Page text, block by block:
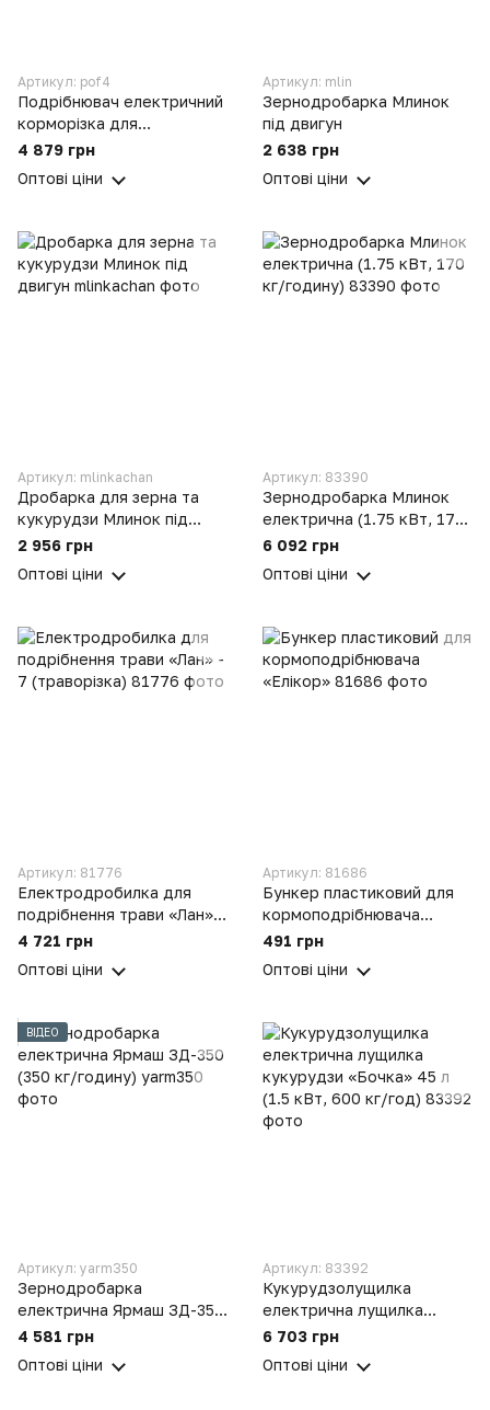
Артикул: pof4
Подрібнювач електричний
корморізка для
коренеплодів, овочів та
год) ПОФ4
4 879 грн
Оптові ціни
Артикул: mlin
Зернодробарка Млинок
під двигун
2 638 грн
Оптові ціни
Артикул: mlinkachan
Дробарка для зерна та
кукурудзи Млинок під
двигун
2 956 грн
Оптові ціни
Артикул: 83390
Зернодробарка Млинок
електрична (1.75 кВт, 170
кг/годину)
6 092 грн
Оптові ціни
Артикул: 81776
Електродробилка для
подрібнення трави «Лан» -
7 (траворізка)
4 721 грн
Оптові ціни
Артикул: 81686
Бункер пластиковий для
кормоподрібнювача
«Елікор»
491 грн
Оптові ціни
ВІДЕО
Артикул: yarm350
Зернодробарка
електрична Ярмаш ЗД-350
(350 кг/годину)
4 581 грн
Оптові ціни
Артикул: 83392
Кукурудзолущилка
електрична лущилка
кукурудзи «Бочка» 45 л
6 703 грн
Оптові ціни